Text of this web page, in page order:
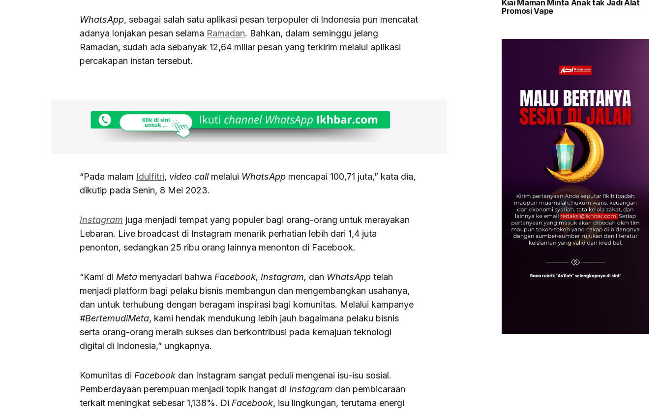
WhatsApp, sebagai salah satu aplikasi pesan terpopuler di Indonesia pun mencatat
adanya lonjakan pesan selama Ramadan. Bahkan, dalam seminggu jelang
Ramadan, sudah ada sebanyak 12,64 miliar pesan yang terkirim melalui aplikasi
percakapan instan tersebut.
“Pada malam Idulfitri, video callmelalui WhatsApp mencapai 100,71 juta,” kata dia,
dikutip pada Senin, 8 Mei 2023.
Instagram juga menjadi tempat yang populer bagi orang-orang untuk merayakan
Lebaran. Live broadcast di Instagram menarik perhatian lebih dari 1,4 juta
penonton, sedangkan 25 ribu orang lainnya menonton di Facebook.
“Kami di Meta menyadari bahwa Facebook, Instagram, dan WhatsApp telah
menjadi platform bagi pelaku bisnis membangun dan mengembangkan usahanya,
dan untuk terhubung dengan beragam inspirasi bagi komunitas. Melalui kampanye
#BertemudiMeta, kami hendak mendukung lebih jauh bagaimana pelaku bisnis
serta orang-orang meraih sukses dan berkontribusi pada kemajuan teknologi
digital di Indonesia,” ungkapnya.
Komunitas di Facebook dan Instagram sangat peduli mengenai isu-isu sosial.
Pemberdayaan perempuan menjadi topik hangat di Instagram dan pembicaraan
terkait meningkat sebesar 1,138%. Di Facebook, isu lingkungan, terutama energi
Kiai Maman Minta Anak tak Jadi Alat
Promosi Vape